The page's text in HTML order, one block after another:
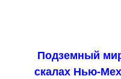
Подземный
скалах Нью-